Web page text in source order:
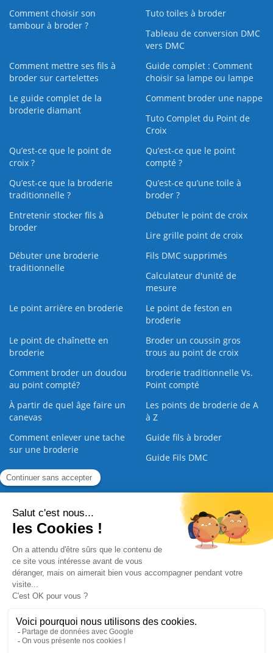
Comment choisir son
tambour à broder ?
Tuto toiles à broder
Tableau de conversion DMC
vers DMC
Comment mettre ses fils à
broder sur cartelettes
Guide complet : Comment
choisir sa lampe ou lampe
Le guide complet de la
broderie diamant
Comment broder une nappe
Tuto Complet du Point de
Croix
Qu’est-ce que le point de
croix ?
Qu’est-ce que le point
compté ?
Qu’est-ce que la broderie
traditionnelle ?
Qu’est‑ce qu’une toile à
broder ?
Entretenir stocker fils à
broder
Débuter le point de croix
Lire grille point de croix
Débuter une broderie
traditionnelle
Fils DMC supprimés
Calculateur d'unité de
mesure
Le point arrière en broderie
Le point de feston en
broderie
Le point de chaînette en
broderie
Broder un coussin gros
trous au point de croix
Comment broder un doudou
au point compté?
broderie traditionnelle Vs.
Point compté
À partir de quel âge faire un
canevas
Les points de broderie de A
à Z
Comment enlever une tache
sur une broderie
Guide fils à broder
Guide Fils DMC
Guide de la Broderie
Commande Papier Qui sommes nous Nous contacter |
Paiement sécurisé
2008 - 2026 © CreaMagic. ALL Rights Reserved.